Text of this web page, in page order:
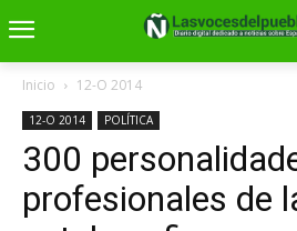
Inicio 12-O 2014
12-O 2014 POLÍTICA
300
profesionales de